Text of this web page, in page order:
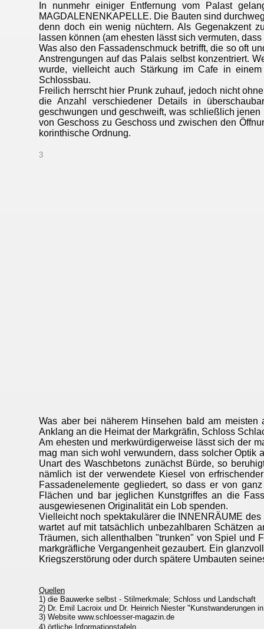
In nunmehr einiger Entfernung vom Palast
MAGDALENENKAPELLE. Die Bauten sind
denn doch ein wenig nüchtern. Als Gegenakzent
lassen können (am ehesten lässt sich vermuten,
Was also den Fassadenschmuck betrifft, die so oft
Anstrengungen auf das Palais selbst konzentriert.
wurde, vielleicht auch Stärkung im Cafe in
Schlossbau.
Freilich herrscht hier Prunk zuhauf, jedoch nicht
die Anzahl verschiedener Details in
geschwungen und geschweift, was schließlich
von Geschoss zu Geschoss und zwischen den
korinthische Ordnung.
3
Was aber bei näherem Hinsehen bald am
Anklang an die Heimat der Markgräfin, Schloss
Am ehesten und merkwürdigerweise lässt sich der
mag man sich wohl verwundern, dass solcher
Unart des Waschbetons zunächst Bürde, so
nämlich ist der verwendete Kiesel von
Fassadenelemente gegliedert, so dass er von
Flächen und bar jeglichen Kunstgriffes an die
ausgewiesenen Originalität ein Lob spenden.
Vielleicht noch spektakulärer die INNENRÄUME
wartet auf mit tatsächlich unbezahlbaren Schätzen
Träumen, sich allenthalben "trunken" von Spiel und
markgräfliche Vergangenheit gezaubert. Ein
Kriegszerstörung oder durch spätere Umbauten
Quellen
1) die Bauwerke selbst - Stilmerkmale; Schloss und Landschaft
2) Dr. Emil Lacroix und Dr. Heinrich Niester "Kunstwanderungen
3) Website www.schloesser-magazin.de
4) örtliche Informationstafeln